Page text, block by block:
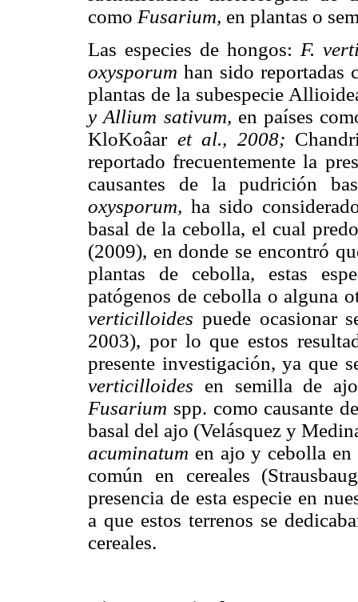
como Fusarium, en plantas o
Las especies de hongos: F.
oxysporum han sido reportadas
plantas de la subespecie
y Allium sativum, en países
KloKoâar et al., 2008;
reportado frecuentemente la
causantes de la pudrición
oxysporum, ha sido
basal de la cebolla, el cual
(2009), en donde se encontró
plantas de cebolla, estas
patógenos de cebolla o alguna
verticilloides puede ocasionar
2003), por lo que estos
presente investigación, ya que
verticilloides en semilla de
Fusarium spp. como causante
basal del ajo (Velásquez y
acuminatum en ajo y cebolla en
común en cereales
presencia de esta especie en
a que estos terrenos se
cereales.